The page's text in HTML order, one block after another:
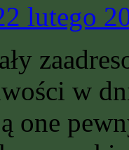
lutego
w
one